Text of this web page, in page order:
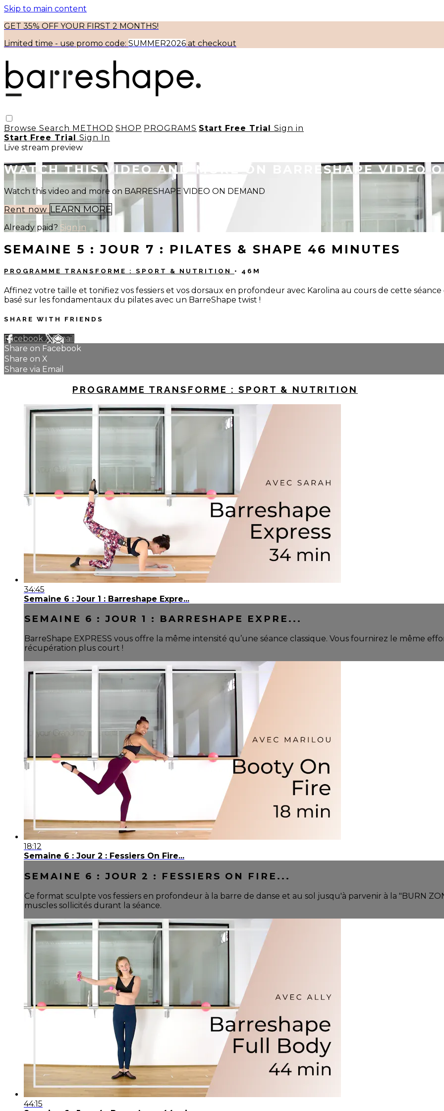
Skip to main content
GET 35% OFF YOUR FIRST 2 MONTHS!
Limited time - use promo code: SUMMER2026 at checkout
Browse Search METHOD SHOP PROGRAMS Start Free Trial Sign in
Start Free Trial Sign In
Live stream preview
WATCH THIS VIDEO AND MORE ON BARRESHAPE VIDEO
Watch this video and more on BARRESHAPE VIDEO ON DEMAND
Rent now LEARN MORE
Already paid? Sign in
SEMAINE 5 : JOUR 7 : PILATES & SHAPE 46 MINUTES
PROGRAMME TRANSFORME : SPORT & NUTRITION • 46M
Affinez votre taille et tonifiez vos fessiers et vos dorsaux en profondeur avec Karolina au cours de cette
basé sur les fondamentaux du pilates avec un BarreShape twist !
SHARE WITH FRIENDS
Facebook XEmail
Share on Facebook
Share on X
Share via Email
PROGRAMME TRANSFORME : SPORT & NUTRITION
34:45
Semaine 6 : Jour 1 : Barreshape Expre...
SEMAINE 6 : JOUR 1 : BARRESHAPE EXPRE...
BarreShape EXPRESS vous offre la même intensité qu’une séance classique. Vous fournirez le même
récupération plus court !
18:12
Semaine 6 : Jour 2 : Fessiers On Fire...
SEMAINE 6 : JOUR 2 : FESSIERS ON FIRE...
Ce format sculpte vos fessiers en profondeur à la barre de danse et au sol jusqu'à parvenir à la "BURN
muscles sollicités durant la séance.
44:15